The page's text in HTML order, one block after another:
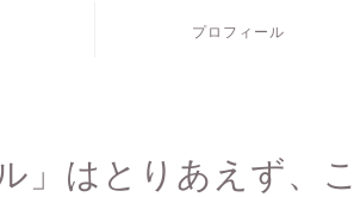
プロフィール
」はとりあえず、